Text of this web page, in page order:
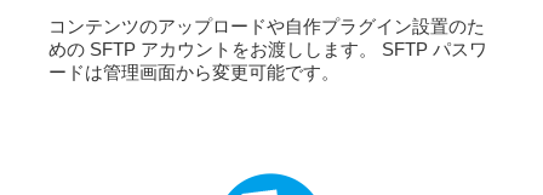
コンテンツのアップロードや自作プラグイン設置のた
めの SFTP アカウントをお渡しします。 SFTP パスワ
ードは管理画面から変更可能です。